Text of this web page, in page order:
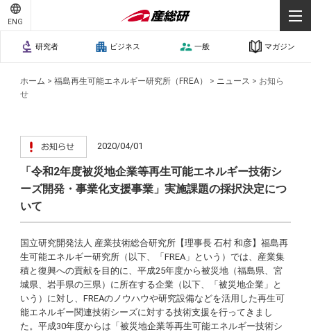
ENG
研究者 ビジネス 一般 マガジン
ホーム >福島再生可能エネルギー研究所（FREA） > ニュース > お知ら
せ
2020/04/01
「令和2年度被災地企業等再生可能エネルギー技術シ
ーズ開発・事業化支援事業」実施課題の採択決定につ
いて
国立研究開発法人 産業技術総合研究所【理事長 石村 和彦】福島再
生可能エネルギー研究所（以下、「FREA」という）では、産業集
積と復興への貢献を目的に、平成25年度から被災地（福島県、宮
城県、岩手県の三県）に所在する企業（以下、「被災地企業」と
いう）に対し、FREAのノウハウや研究設備などを活用した再生可
能エネルギー関連技術シーズに対する技術支援を行ってきまし
た。平成30年度からは「被災地企業等再生可能エネルギー技術シ